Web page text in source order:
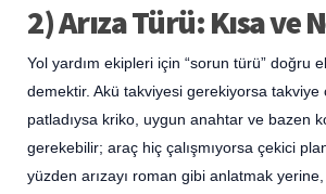
2) Arıza Türü: Kısa ve
Yol yardım ekipleri için “sorun türü” doğru
demektir. Akü takviyesi gerekiyorsa takviye
patladıysa kriko, uygun anahtar ve bazen
gerekebilir; araç hiç çalışmıyorsa çekici
yüzden arızayı roman gibi anlatmak